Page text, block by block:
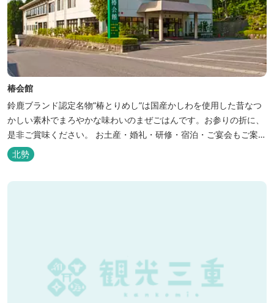
椿会館
鈴鹿ブランド認定名物”椿とりめし”は国産かしわを使用した昔なつ
かしい素朴でまろやかな味わいのまぜごはんです。お参りの折に、
是非ご賞味ください。 お土産・婚礼・研修・宿泊・ご宴会もご案内
しております。
北勢